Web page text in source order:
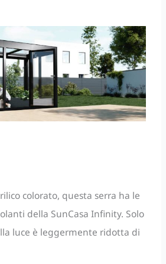
colorato, questa serra ha le
della SunCasa Infinity. Solo
luce è leggermente ridotta di